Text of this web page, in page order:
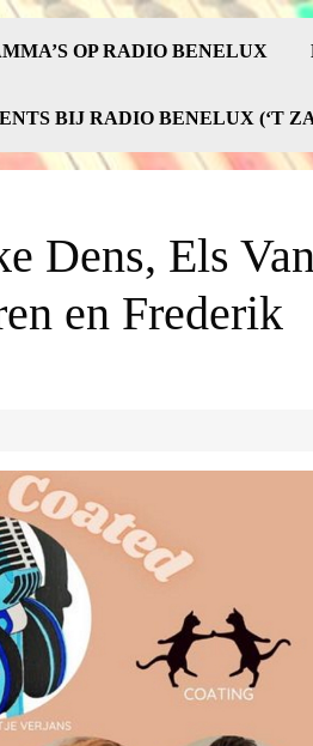
OP RADIO BENELUX
BIJ RADIO BENELUX (‘T
Dens, Els
en Frederik